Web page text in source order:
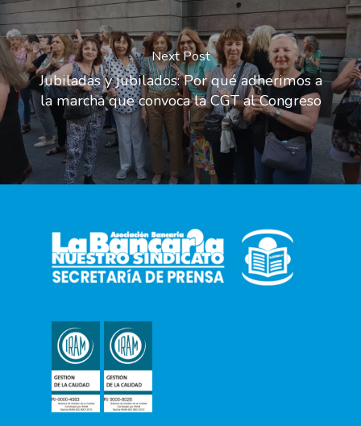
Next Post
Jubiladas y jubilados: Por qué adherimos a
la marcha que convoca la CGT al Congreso